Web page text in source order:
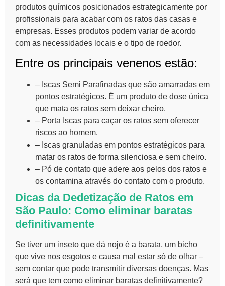
produtos químicos posicionados estrategicamente por
profissionais para acabar com os ratos das casas e
empresas. Esses produtos podem variar de acordo
com as necessidades locais e o tipo de roedor.
Entre os principais venenos estão:
– Iscas Semi Parafinadas que são amarradas em
pontos estratégicos. É um produto de dose única
que mata os ratos sem deixar cheiro.
– Porta Iscas para caçar os ratos sem oferecer
riscos ao homem.
– Iscas granuladas em pontos estratégicos para
matar os ratos de forma silenciosa e sem cheiro.
– Pó de contato que adere aos pelos dos ratos e
os contamina através do contato com o produto.
Dicas da Dedetização de Ratos em
São Paulo: Como eliminar baratas
definitivamente
Se tiver um inseto que dá nojo é a barata, um bicho
que vive nos esgotos e causa mal estar só de olhar –
sem contar que pode transmitir diversas doenças. Mas
será que tem como eliminar baratas definitivamente?